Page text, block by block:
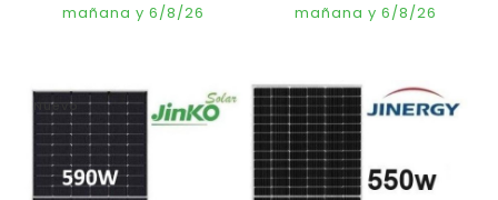
mañana y 6/8/26
mañana y 6/8/26
Nuevo